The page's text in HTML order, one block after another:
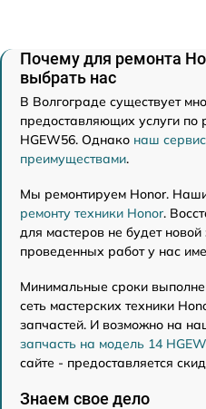
Почему для ремонта
выбрать нас
В Волгограде существует
предоставляющих услуги по
HGEW56. Однако наш
преимуществами.
Мы ремонтируем Honor.
ремонту техники Honor.
для мастеров не будет
проведенных работ у нас
Минимальные сроки
сеть мастерских техники
запчастей. И возможно на
запчасть на модель 14
сайте - предоставляется
Знаем свое дело